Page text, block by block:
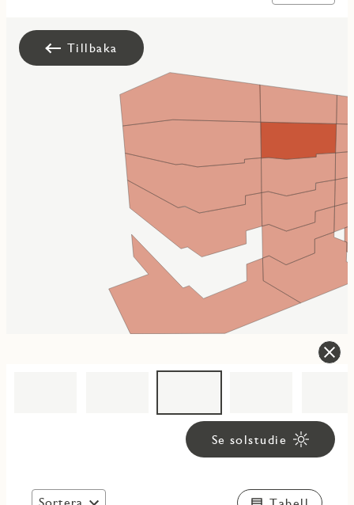
Tillbaka
Se solstudie